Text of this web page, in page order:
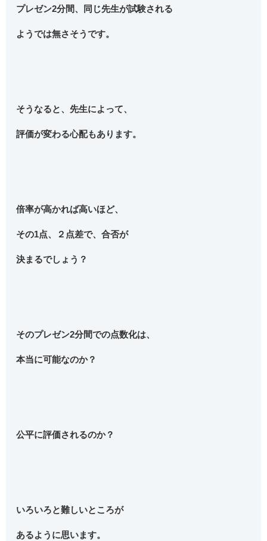
プレゼン2分間、同じ先生が試験される
ようでは無さそうです。
そうなると、先生によって、
評価が変わる心配もあります。
倍率が高かれば高いほど、
その1点、２点差で、合否が
決まるでしょう？
そのプレゼン2分間での点数化は、
本当に可能なのか？
公平に評価されるのか？
いろいろと難しいところが
あるように思います。